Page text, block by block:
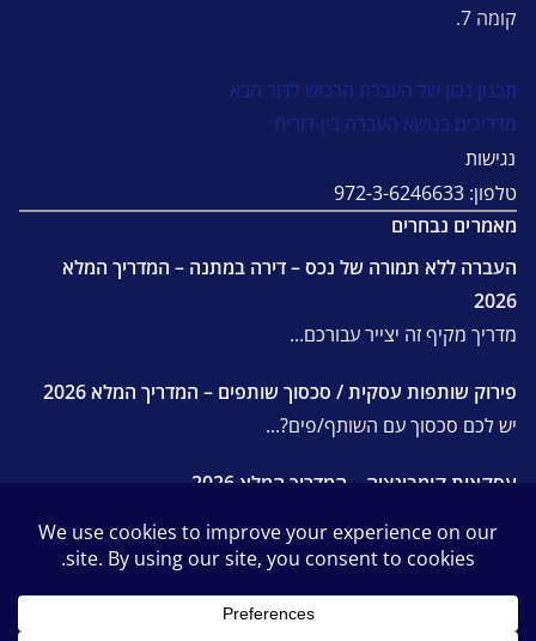
מאמרים נבחרים
העברה ללא תמורה של נכס – דירה במתנה – המדריך המלא
2026
מדריך מקיף זה יצייר עבורכם...
פירוק שותפות עסקית / סכסוך שותפים – המדריך המלא 2026
יש לכם סכסוך עם השותף/פים?...
עסקאות קומבינציה – המדריך המלא 2026
קומה 7.
תכנון נכון של העברת הרכוש לדור הבא
מדריכים בנושא העברה בין-דורית
נגישות
טלפון: 972-3-6246633
© 2016 רכניץ, קסלר ושות', משרד עורכי דין ונוטריון.